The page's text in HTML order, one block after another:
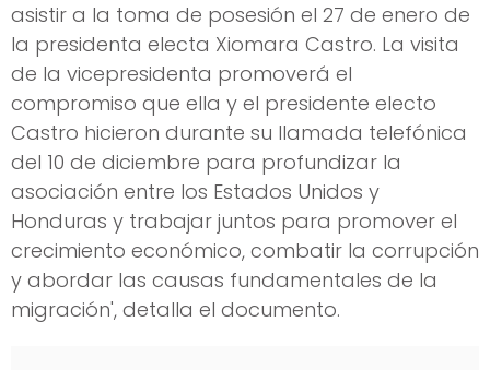
asistir a la toma de posesión el 27 de enero de
la presidenta electa Xiomara Castro. La visita
de la vicepresidenta promoverá el
compromiso que ella y el presidente electo
Castro hicieron durante su llamada telefónica
del 10 de diciembre para profundizar la
asociación entre los Estados Unidos y
Honduras y trabajar juntos para promover el
crecimiento económico, combatir la corrupción
y abordar las causas fundamentales de la
migración', detalla el documento.